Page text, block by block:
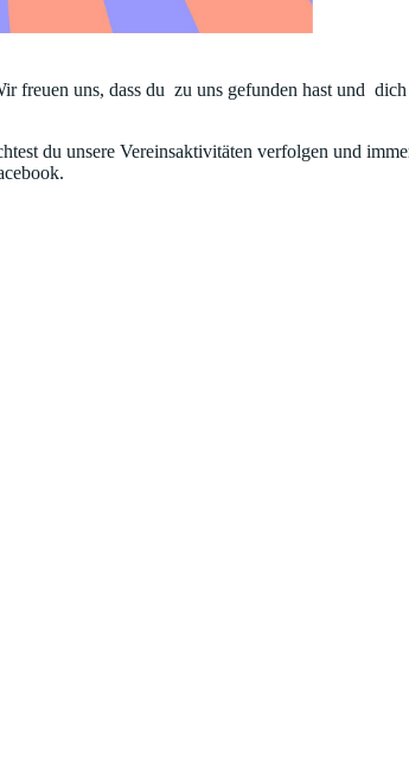
freuen uns, dass du zu uns gefunden hast und
du unsere Vereinsaktivitäten verfolgen und